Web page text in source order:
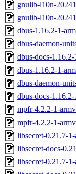
gnulib-l10n-
gnulib-l10n-
dbus-1.16.2-1-
dbus-daemon-
dbus-docs-
dbus-1.16.2-1-
dbus-daemon-
dbus-docs-
mpfr-4.2.2-1-
mpfr-4.2.2-1-
libsecret-0.21.7-
libsecret-docs-
libsecret-0.21.7-